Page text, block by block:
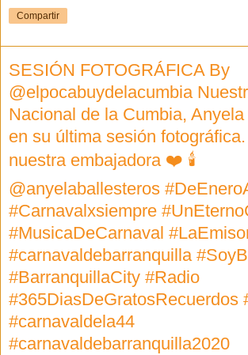
Compartir
SESIÓN FOTOGRÁFICA By
@elpocabuydelacumbia
Nacional de la Cumbia,
en su última sesión
nuestra embajadora ❤️ 🕯
@anyelaballesteros
#Carnavalxsiempre
#MusicaDeCarnaval
#carnavaldebarranquilla
#BarranquillaCity #Radio
#365DiasDeGratosRecuerdos
#carnavaldela44
#carnavaldebarranquilla2020